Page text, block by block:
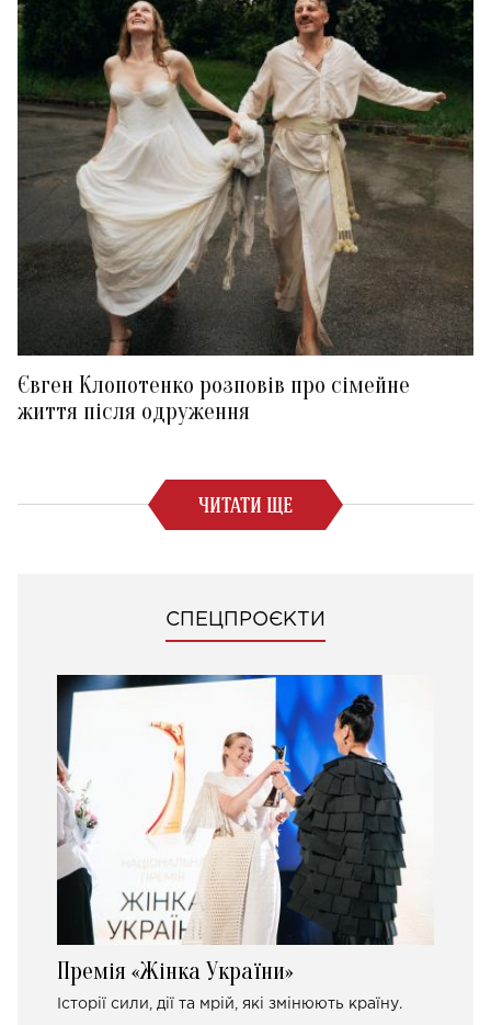
Євген Клопотенко розповів про сімейне
життя після одруження
ЧИТАТИ ЩЕ
СПЕЦПРОЄКТИ
Премія «Жінка України»
Історії сили, дії та мрій, які змінюють країну.